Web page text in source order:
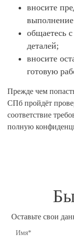
вносите
общаетесь
деталей;
вносите
готовую
Прежде чем
СПб пройдёт
соответствие
полную
Оставьте свои
Имя*